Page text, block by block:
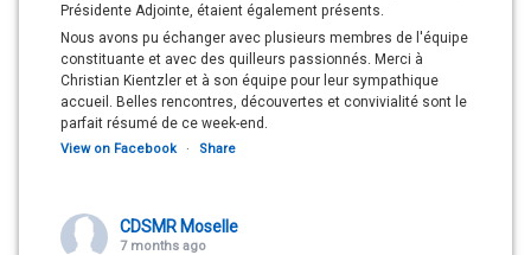
Présidente Adjointe, étaient également présents.
Nous avons pu échanger avec plusieurs membres de l'équipe
constituante et avec des quilleurs passionnés. Merci à
Christian Kientzler et à son équipe pour leur sympathique
accueil. Belles rencontres, découvertes et convivialité sont le
parfait résumé de ce week-end.
View on Facebook · Share
CDSMR Moselle
7 months ago